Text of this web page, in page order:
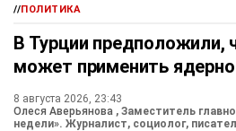
//ПОЛИТИКА
В Турции предположили,
может применить
8 августа 2026, 23:43
Олеся Аверьянова , Заместитель
недели». Журналист, социолог,